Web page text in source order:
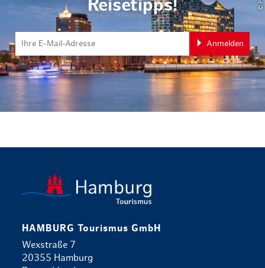
Reisetipps!
Anmelden
HAMBURG Tourismus GmbH
Wexstraße 7
20355 Hamburg